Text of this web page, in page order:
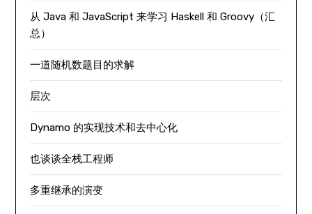
从 Java 和 JavaScript 来学习 Haskell 和 Groovy（汇
总）
一道随机数题目的求解
层次
Dynamo 的实现技术和去中心化
也谈谈全栈工程师
多重继承的演变